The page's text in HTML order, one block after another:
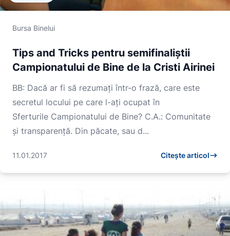
Bursa Binelui
Tips and Tricks pentru semifinaliștii
Campionatului de Bine de la Cristi Airinei
BB: Dacă ar fi să rezumați într-o frază, care este
secretul locului pe care l-ați ocupat în
Sferturile Campionatului de Bine? C.A.: Comunitate
și transparență. Din păcate, sau d...
11.01.2017 Citește articol